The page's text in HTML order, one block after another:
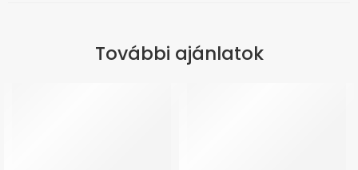
További ajánlatok